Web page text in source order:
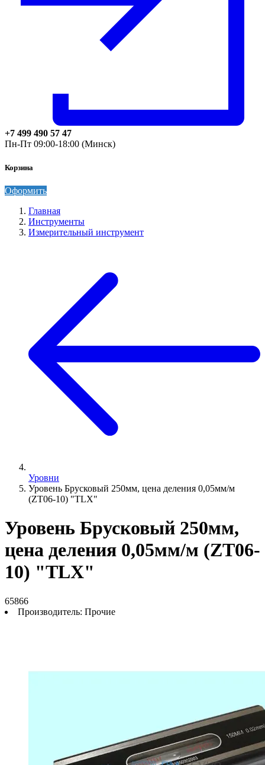
+7 499 490 57 47
Пн-Пт 09:00-18:00 (Минск)
Корзина
Оформить
Главная
Инструменты
Измерительный инструмент
Уровни
Уровень Брусковый 250мм, цена деления 0,05мм/м
(ZT06-10) "TLX"
Уровень Брусковый 250мм,
цена деления 0,05мм/м (ZT06-
10) "TLX"
65866
Производитель: Прочие